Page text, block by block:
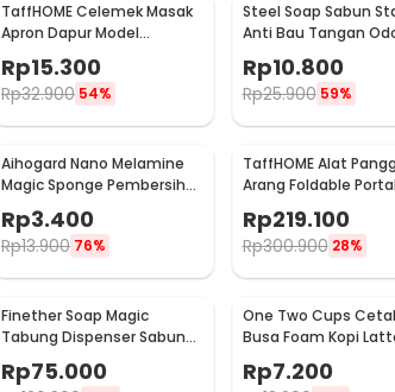
TaffHOME Celemek Masak
Apron Dapur Model
Kantong Pola Spatula -
JJ41
Rp15.300
Rp32.900 54%
Steel Soap Sabun
Anti Bau Tangan
Remove - HW071
Rp10.800
Rp25.900 59%
Aihogard Nano Melamine
Magic Sponge Pembersih
Karat Besi - CW62
Rp3.400
Rp13.900 76%
TaffHOME Alat
Arang Foldable
HWSK77
Rp219.100
Rp300.900 28%
Finether Soap Magic
Tabung Dispenser Sabun
Rp75.000
One Two Cups
Busa Foam Kopi
Rp7.200